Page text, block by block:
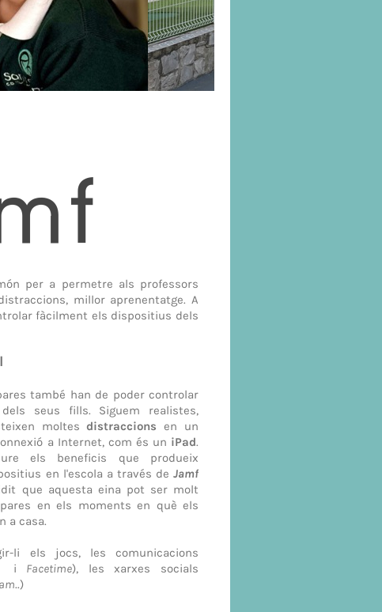
per a permetre als professors
millor aprenentatge. A
fàcilment els dispositius dels
també han de poder controlar
dels seus fills. Siguem realistes,
moltesdistraccions en un
a Internet, com és un iPad.
els beneficis que produeix
en l'escola a través de Jamf
que aquesta eina pot ser molt
en els moments en què els
a casa.
li els jocs, les comunicacions
Facetime), les xarxes socials
..)